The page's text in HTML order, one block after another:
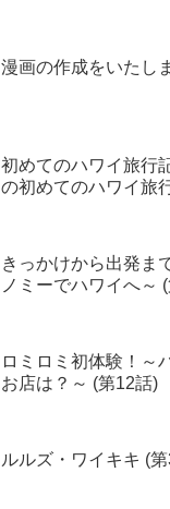
漫画の作成をいたし
初めてのハワイ旅行
の初めてのハワイ旅
きっかけから出発ま
ノミーでハワイへ～
ロミロミ初体験！～
お店は？～ (第12話)
ルルズ・ワイキキ (